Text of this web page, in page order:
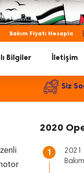
Bakım Fiyatı Hesapla
Bilgiler İletişim
Siz
2020
1
2021
Bakım